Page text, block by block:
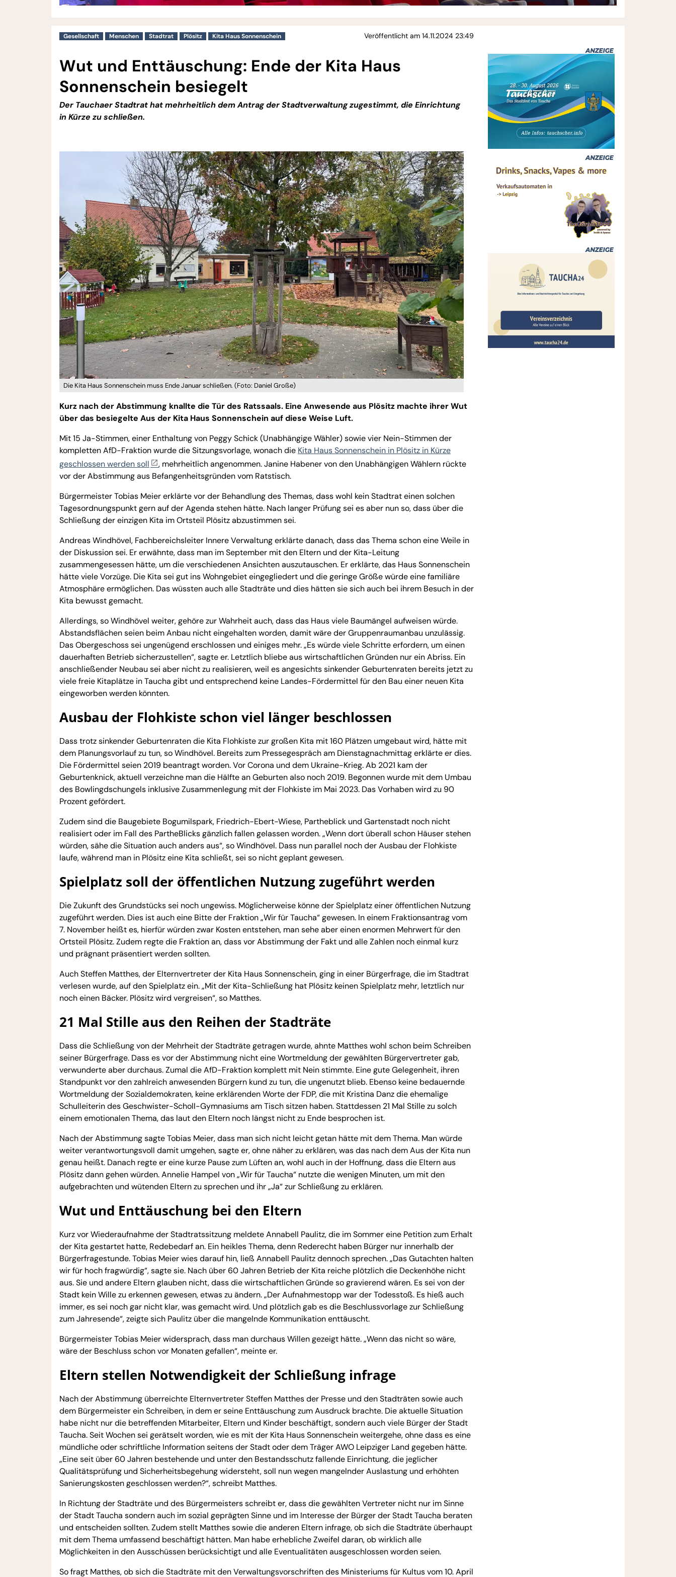
Gesellschaft Menschen Stadtrat Plösitz Kita Haus Sonnenschein Veröffentlicht am 14.11.2024 23:49
Wut und Enttäuschung: Ende der Kita Haus
Sonnenschein besiegelt
Der Tauchaer Stadtrat hat mehrheitlich dem Antrag der Stadtverwaltung zugestimmt, die Einrichtung
in Kürze zu schließen.
Die Kita Haus Sonnenschein muss Ende Januar schließen. (Foto: Daniel Große)
Kurz nach der Abstimmung knallte die Tür des Ratssaals. Eine Anwesende aus Plösitz machte ihrer Wut
über das besiegelte Aus der Kita Haus Sonnenschein auf diese Weise Luft.
Mit 15 Ja-Stimmen, einer Enthaltung von Peggy Schick (Unabhängige Wähler) sowie vier Nein-Stimmen der
kompletten AfD-Fraktion wurde die Sitzungsvorlage, wonach die Kita Haus Sonnenschein in Plösitz in Kürze
geschlossen werden soll
, mehrheitlich angenommen. Janine Habener von den Unabhängigen Wählern rückte
vor der Abstimmung aus Befangenheitsgründen vom Ratstisch.
Bürgermeister Tobias Meier erklärte vor der Behandlung des Themas, dass wohl kein Stadtrat einen solchen
Tagesordnungspunkt gern auf der Agenda stehen hätte. Nach langer Prüfung sei es aber nun so, dass über die
Schließung der einzigen Kita im Ortsteil Plösitz abzustimmen sei.
Andreas Windhövel, Fachbereichsleiter Innere Verwaltung erklärte danach, dass das Thema schon eine Weile in
der Diskussion sei. Er erwähnte, dass man im September mit den Eltern und der Kita-Leitung
zusammengesessen hätte, um die verschiedenen Ansichten auszutauschen. Er erklärte, das Haus Sonnenschein
hätte viele Vorzüge. Die Kita sei gut ins Wohngebiet eingegliedert und die geringe Größe würde eine familiäre
Atmosphäre ermöglichen. Das wüssten auch alle Stadträte und dies hätten sie sich auch bei ihrem Besuch in der
Kita bewusst gemacht.
Allerdings, so Windhövel weiter, gehöre zur Wahrheit auch, dass das Haus viele Baumängel aufweisen würde.
Abstandsflächen seien beim Anbau nicht eingehalten worden, damit wäre der Gruppenraumanbau unzulässig.
Das Obergeschoss sei ungenügend erschlossen und einiges mehr. „Es würde viele Schritte erfordern, um einen
dauerhaften Betrieb sicherzustellen“, sagte er. Letztlich bliebe aus wirtschaftlichen Gründen nur ein Abriss. Ein
anschließender Neubau sei aber nicht zu realisieren, weil es angesichts sinkender Geburtenraten bereits jetzt zu
viele freie Kitaplätze in Taucha gibt und entsprechend keine Landes-Fördermittel für den Bau einer neuen Kita
eingeworben werden könnten.
Ausbau der Flohkiste schon viel länger beschlossen
Dass trotz sinkender Geburtenraten die Kita Flohkiste zur großen Kita mit 160 Plätzen umgebaut wird, hätte mit
dem Planungsvorlauf zu tun, so Windhövel. Bereits zum Pressegespräch am Dienstagnachmittag erklärte er dies.
Die Fördermittel seien 2019 beantragt worden. Vor Corona und dem Ukraine-Krieg. Ab 2021 kam der
Geburtenknick, aktuell verzeichne man die Hälfte an Geburten also noch 2019. Begonnen wurde mit dem Umbau
des Bowlingdschungels inklusive Zusammenlegung mit der Flohkiste im Mai 2023. Das Vorhaben wird zu 90
Prozent gefördert.
Zudem sind die Baugebiete Bogumilspark, Friedrich-Ebert-Wiese, Partheblick und Gartenstadt noch nicht
realisiert oder im Fall des PartheBlicks gänzlich fallen gelassen worden. „Wenn dort überall schon Häuser stehen
würden, sähe die Situation auch anders aus“, so Windhövel. Dass nun parallel noch der Ausbau der Flohkiste
laufe, während man in Plösitz eine Kita schließt, sei so nicht geplant gewesen.
Spielplatz soll der öffentlichen Nutzung zugeführt werden
Die Zukunft des Grundstücks sei noch ungewiss. Möglicherweise könne der Spielplatz einer öffentlichen Nutzung
zugeführt werden. Dies ist auch eine Bitte der Fraktion „Wir für Taucha“ gewesen. In einem Fraktionsantrag vom
7. November heißt es, hierfür würden zwar Kosten entstehen, man sehe aber einen enormen Mehrwert für den
Ortsteil Plösitz. Zudem regte die Fraktion an, dass vor Abstimmung der Fakt und alle Zahlen noch einmal kurz
und prägnant präsentiert werden sollten.
Auch Steffen Matthes, der Elternvertreter der Kita Haus Sonnenschein, ging in einer Bürgerfrage, die im Stadtrat
verlesen wurde, auf den Spielplatz ein. „Mit der Kita-Schließung hat Plösitz keinen Spielplatz mehr, letztlich nur
noch einen Bäcker. Plösitz wird vergreisen“, so Matthes.
21 Mal Stille aus den Reihen der Stadträte
Dass die Schließung von der Mehrheit der Stadträte getragen wurde, ahnte Matthes wohl schon beim Schreiben
seiner Bürgerfrage. Dass es vor der Abstimmung nicht eine Wortmeldung der gewählten Bürgervertreter gab,
verwunderte aber durchaus. Zumal die AfD-Fraktion komplett mit Nein stimmte. Eine gute Gelegenheit, ihren
Standpunkt vor den zahlreich anwesenden Bürgern kund zu tun, die ungenutzt blieb. Ebenso keine bedauernde
Wortmeldung der Sozialdemokraten, keine erklärenden Worte der FDP, die mit Kristina Danz die ehemalige
Schulleiterin des Geschwister-Scholl-Gymnasiums am Tisch sitzen haben. Stattdessen 21 Mal Stille zu solch
einem emotionalen Thema, das laut den Eltern noch längst nicht zu Ende besprochen ist.
Nach der Abstimmung sagte Tobias Meier, dass man sich nicht leicht getan hätte mit dem Thema. Man würde
weiter verantwortungsvoll damit umgehen, sagte er, ohne näher zu erklären, was das nach dem Aus der Kita nun
genau heißt. Danach regte er eine kurze Pause zum Lüften an, wohl auch in der Hoffnung, dass die Eltern aus
Plösitz dann gehen würden. Annelie Hampel von „Wir für Taucha“ nutzte die wenigen Minuten, um mit den
aufgebrachten und wütenden Eltern zu sprechen und ihr „Ja“ zur Schließung zu erklären.
Wut und Enttäuschung bei den Eltern
Kurz vor Wiederaufnahme der Stadtratssitzung meldete Annabell Paulitz, die im Sommer eine Petition zum Erhalt
der Kita gestartet hatte, Redebedarf an. Ein heikles Thema, denn Rederecht haben Bürger nur innerhalb der
Bürgerfragestunde. Tobias Meier wies darauf hin, ließ Annabell Paulitz dennoch sprechen. „Das Gutachten halten
wir für hoch fragwürdig“, sagte sie. Nach über 60 Jahren Betrieb der Kita reiche plötzlich die Deckenhöhe nicht
aus. Sie und andere Eltern glauben nicht, dass die wirtschaftlichen Gründe so gravierend wären. Es sei von der
Stadt kein Wille zu erkennen gewesen, etwas zu ändern. „Der Aufnahmestopp war der Todesstoß. Es hieß auch
immer, es sei noch gar nicht klar, was gemacht wird. Und plötzlich gab es die Beschlussvorlage zur Schließung
zum Jahresende“, zeigte sich Paulitz über die mangelnde Kommunikation enttäuscht.
Bürgermeister Tobias Meier widersprach, dass man durchaus Willen gezeigt hätte. „Wenn das nicht so wäre,
wäre der Beschluss schon vor Monaten gefallen“, meinte er.
Eltern stellen Notwendigkeit der Schließung infrage
Nach der Abstimmung überreichte Elternvertreter Steffen Matthes der Presse und den Stadträten sowie auch
dem Bürgermeister ein Schreiben, in dem er seine Enttäuschung zum Ausdruck brachte. Die aktuelle Situation
habe nicht nur die betreffenden Mitarbeiter, Eltern und Kinder beschäftigt, sondern auch viele Bürger der Stadt
Taucha. Seit Wochen sei gerätselt worden, wie es mit der Kita Haus Sonnenschein weitergehe, ohne dass es eine
mündliche oder schriftliche Information seitens der Stadt oder dem Träger AWO Leipziger Land gegeben hätte.
„Eine seit über 60 Jahren bestehende und unter den Bestandsschutz fallende Einrichtung, die jeglicher
Qualitätsprüfung und Sicherheitsbegehung widersteht, soll nun wegen mangelnder Auslastung und erhöhten
Sanierungskosten geschlossen werden?“, schreibt Matthes.
In Richtung der Stadträte und des Bürgermeisters schreibt er, dass die gewählten Vertreter nicht nur im Sinne
der Stadt Taucha sondern auch im sozial geprägten Sinne und im Interesse der Bürger der Stadt Taucha beraten
und entscheiden sollten. Zudem stellt Matthes sowie die anderen Eltern infrage, ob sich die Stadträte überhaupt
mit dem Thema umfassend beschäftigt hätten. Man habe erhebliche Zweifel daran, ob wirklich alle
Möglichkeiten in den Ausschüssen berücksichtigt und alle Eventualitäten ausgeschlossen worden seien.
So fragt Matthes, ob sich die Stadträte mit den Verwaltungsvorschriften des Ministeriums für Kultus vom 10. April